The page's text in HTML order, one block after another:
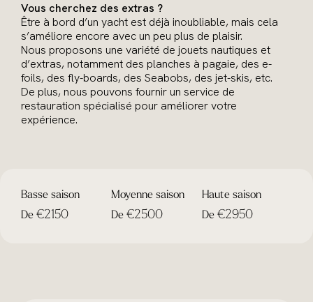
Vous cherchez des extras ?
Être à bord d’un yacht est déjà inoubliable, mais cela
s’améliore encore avec un peu plus de plaisir.
Nous proposons une variété de jouets nautiques et
d’extras, notamment des planches à pagaie, des e-
foils, des fly-boards, des Seabobs, des jet-skis, etc.
De plus, nous pouvons fournir un service de
restauration spécialisé pour améliorer votre
expérience.
Basse saison
De €2150
Moyenne saison
De €2500
Haute saison
De€2950